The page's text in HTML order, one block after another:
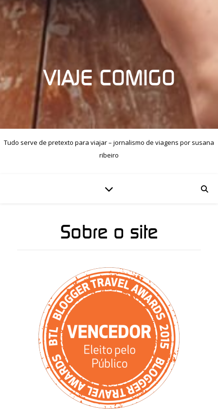
VIAJE COMIGO
Tudo serve de pretexto para viajar – jornalismo de viagens por susana
ribeiro
Sobre o site